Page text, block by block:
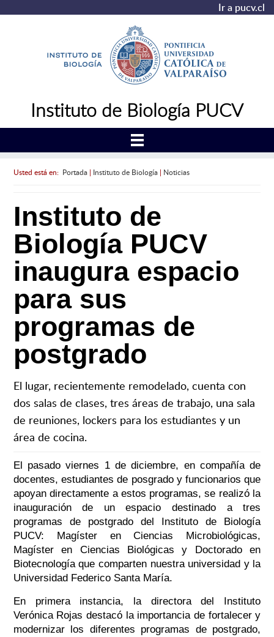
Ir a pucv.cl
Instituto de Biología PUCV
Usted está en: Portada| Instituto de Biología| Noticias
Instituto de
Biología PUCV
inaugura espacio
para sus
programas de
postgrado
El lugar, recientemente remodelado, cuenta con
dos salas de clases, tres áreas de trabajo, una sala
de reuniones, lockers para los estudiantes y un
área de cocina.
El pasado viernes 1 de diciembre, en compañía de
docentes, estudiantes de posgrado y funcionarios que
apoyan directamente a estos programas, se realizó la
inauguración de un espacio destinado a tres
programas de postgrado del Instituto de Biología
PUCV: Magíster en Ciencias Microbiológicas,
Magíster en Ciencias Biológicas y Doctorado en
Biotecnología que comparten nuestra universidad y la
Universidad Federico Santa María.
En primera instancia, la directora del Instituto
Verónica Rojas destacó la importancia de fortalecer y
modernizar los diferentes programas de postgrado,